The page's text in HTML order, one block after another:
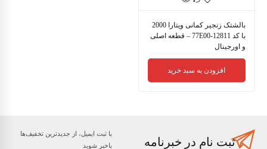
بالشتک زنجیر کمانی ویتارا 2000
با کد 12811-77E00 – قطعه اصلی
و اورجینال
افزودن به سبد خرید
ثبت نام در خبرنامه
با ثبت ایمیل، از جدید‌ترین تخفیف‌ها
با‌خبر شوید